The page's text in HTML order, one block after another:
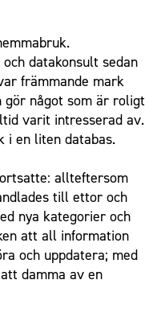
datakonsult sedan
främmande mark
något som är roligt
varit intresserad av.
i en liten databas.
allteftersom
till ettor och
nya kategorier och
att all information
och uppdatera; med
damma av en